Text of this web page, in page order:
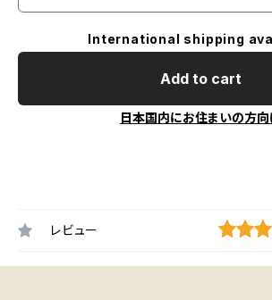
International shipping
Add to cart
日本国内にお住まいの方向
レビュー